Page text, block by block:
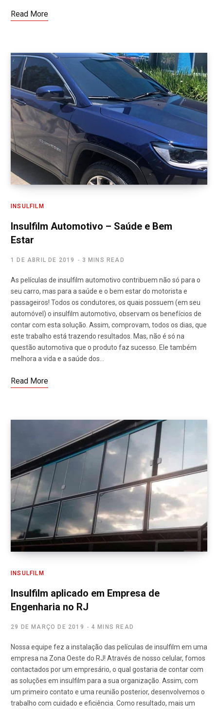
Read More
INSULFILM
Insulfilm Automotivo – Saúde e Bem
Estar
1 DE ABRIL DE 2019 3 MINS READ
As películas de insulfilm automotivo contribuem não só para o
seu carro, mas para a saúde e o bem estar do motorista e
passageiros! Todos os condutores, os quais possuem (em seu
automóvel) o insulfilm automotivo, observam os benefícios de
contar com esta solução. Assim, comprovam, todos os dias, que
este trabalho está trazendo resultados. Mas, não é só na
questão automotiva que o produto faz sucesso. Ele também
melhora a vida e a saúde dos…
Read More
INSULFILM
Insulfilm aplicado em Empresa de
Engenharia no RJ
29 DE MARÇO DE 2019 4 MINS READ
Nossa equipe fez a instalação das películas de insulfilm em uma
empresa na Zona Oeste do RJ! Através de nosso celular, fomos
contactados por um empresário, o qual gostaria de contar com
as soluções em insulfilm para a sua organização. Assim, com
um primeiro contato e uma reunião posterior, desenvolvemos o
trabalho com cuidado e eficiência. Como resultado, mais um